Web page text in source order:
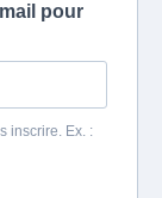
pour
inscrire. Ex. :